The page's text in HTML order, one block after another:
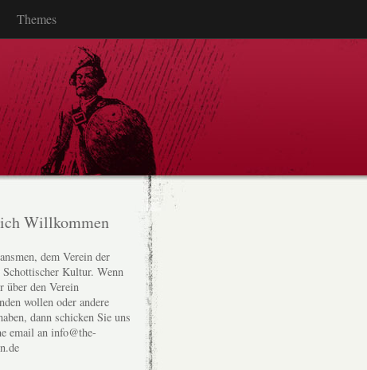
Themes
Willkommen
dem Verein der
Schottischer Kultur. Wenn
über den Verein
wollen oder andere
dann schicken Sie uns
email an info@the-